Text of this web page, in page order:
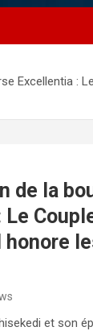
Excellentia :
de la
Le
et son